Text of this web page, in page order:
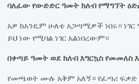
ባለፈው የውድድር ዓመት ክለብ የማግኘት
አዎ ከአንዴም ሁለቴ አጋጣሚዎች ነበሩ። ነገር
ይህ ነው የሚባል ነገር አልነበረውም።
በቀጣይ ዓመት ወደ ክለብ እግርኳስ የመመለስ
የመጫወት ሙሉ አቅም አለኝ። የፈጣሪ ፍቃድ